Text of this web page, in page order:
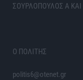
ΣΟΥΡΛΟΠΟΥΛΟΣ Α ΚΑΙ
Ο ΠΟΛΙΤΗΣ
politis6@otenet.gr